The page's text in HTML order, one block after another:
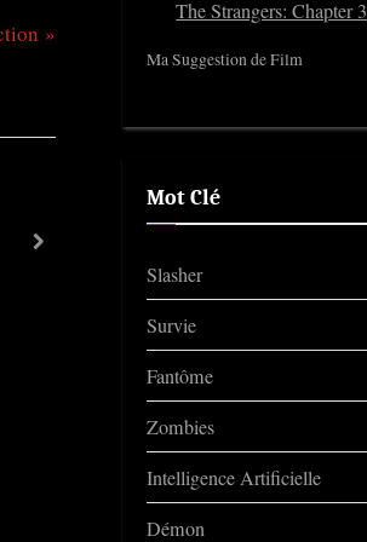
Scurry
next
The Strangers: Chapter 3
Ma Suggestion de Film
Mot Clé
Slasher
Survie
Fantôme
Zombies
Intelligence Artificielle
Démon